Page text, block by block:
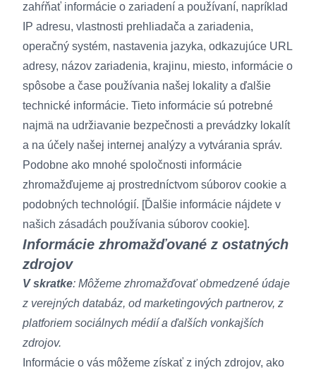
zahŕňať informácie o zariadení a používaní, napríklad
IP adresu, vlastnosti prehliadača a zariadenia,
operačný systém, nastavenia jazyka, odkazujúce URL
adresy, názov zariadenia, krajinu, miesto, informácie o
spôsobe a čase používania našej lokality a ďalšie
technické informácie. Tieto informácie sú potrebné
najmä na udržiavanie bezpečnosti a prevádzky lokalít
a na účely našej internej analýzy a vytvárania správ.
Podobne ako mnohé spoločnosti informácie
zhromažďujeme aj prostredníctvom súborov cookie a
podobných technológií. [Ďalšie informácie nájdete v
našich zásadách používania súborov cookie].
Informácie zhromažďované z ostatných
zdrojov
V skratke: Môžeme zhromažďovať obmedzené údaje
z verejných databáz, od marketingových partnerov, z
platforiem sociálnych médií a ďalších vonkajších
zdrojov.
Informácie o vás môžeme získať z iných zdrojov, ako